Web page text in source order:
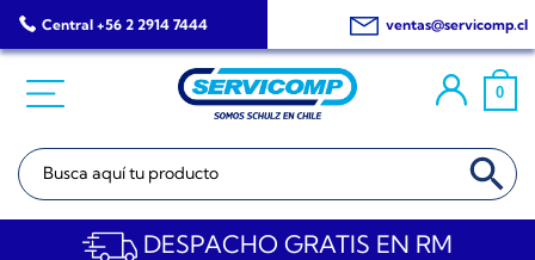
Saltar
al
Central +56 2 2914 7444 ventas@servicomp.cl
0
Buscar: BOTÓN DE
DESPACHO GRATIS EN RM